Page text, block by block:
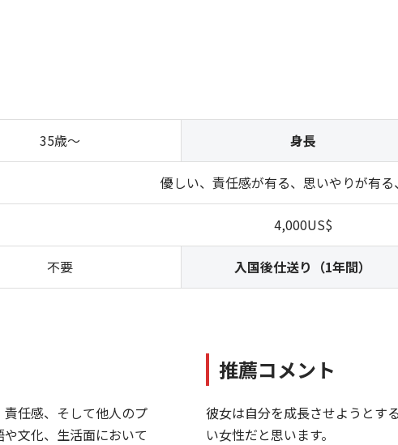
35歳～ 身長
優しい、責任感が有る、思いやりが有る
4,000US$
不要 入国後仕送り（1年間）
任感、そして他人のプ
文化、生活面において
推薦コメント
彼女は自分を成長させようとす
い女性だと思います。